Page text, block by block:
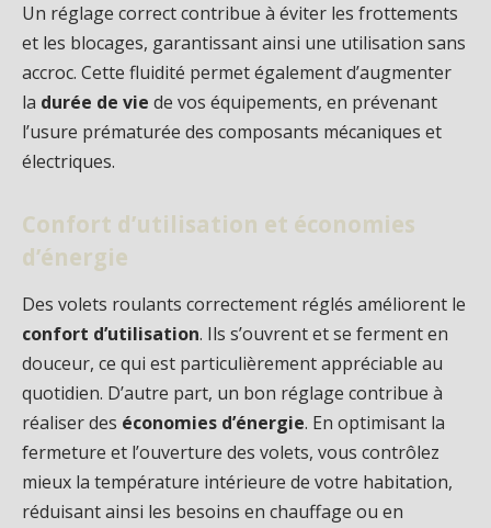
Un réglage correct contribue à éviter les frottements
et les blocages, garantissant ainsi une utilisation sans
accroc. Cette fluidité permet également d’augmenter
la durée de vie de vos équipements, en prévenant
l’usure prématurée des composants mécaniques et
électriques.
Confort d’utilisation et économies
d’énergie
Des volets roulants correctement réglés améliorent le
confort d’utilisation. Ils s’ouvrent et se ferment en
douceur, ce qui est particulièrement appréciable au
quotidien. D’autre part, un bon réglage contribue à
réaliser des économies d’énergie. En optimisant la
fermeture et l’ouverture des volets, vous contrôlez
mieux la température intérieure de votre habitation,
réduisant ainsi les besoins en chauffage ou en